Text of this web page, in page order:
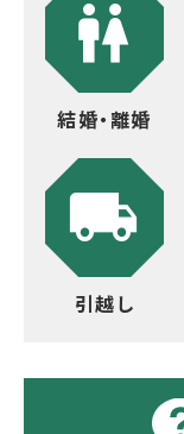
結婚・離婚
引越し